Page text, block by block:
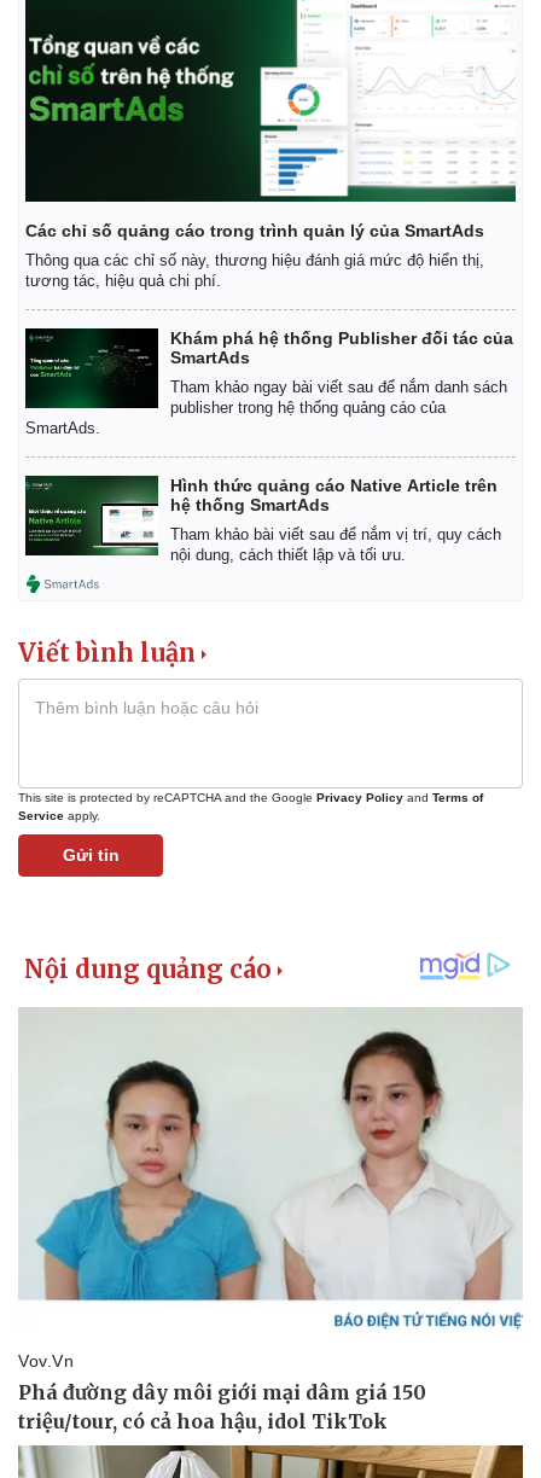
Kinh tế
Bất động sản
Khởi nghiệp
Các chỉ số quảng cáo trong trình quản lý của SmartAds
Thông qua các chỉ số này, thương hiệu đánh giá mức độ hiển thị,
tương tác, hiệu quả chi phí.
Khám phá hệ thống Publisher đối tác của
SmartAds
Tham khảo ngay bài viết sau để nắm danh sách
publisher trong hệ thống quảng cáo của
SmartAds.
Hình thức quảng cáo Native Article trên
hệ thống SmartAds
Tham khảo bài viết sau để nắm vị trí, quy cách
nội dung, cách thiết lập và tối ưu.
Viết bình luận
This site is protected by reCAPTCHA and the Google Privacy Policy and Terms of
Service apply.
Gửi tin